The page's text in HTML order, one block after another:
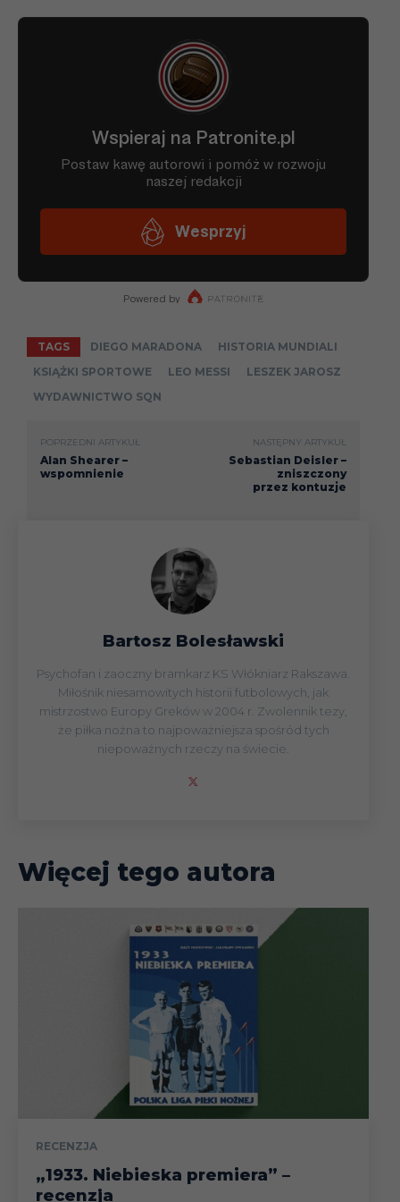
TAGS DIEGO MARADONA
HISTORIA MUNDIALI
KSIĄŻKI SPORTOWE
LEO MESSI
LESZEK JAROSZ
WYDAWNICTWO SQN
POPRZEDNI ARTYKUŁ
Alan Shearer –
wspomnienie
NASTĘPNY ARTYKUŁ
Sebastian Deisler –
zniszczony
przez kontuzje
Bartosz Bolesławski
Psychofan i zaoczny bramkarz KS Włókniarz Rakszawa.
Miłośnik niesamowitych historii futbolowych, jak
mistrzostwo Europy Greków w 2004 r. Zwolennik tezy,
że piłka nożna to najpoważniejsza spośród tych
niepoważnych rzeczy na świecie.
Więcej tego autora
RECENZJA
„1933. Niebieska premiera” –
recenzja